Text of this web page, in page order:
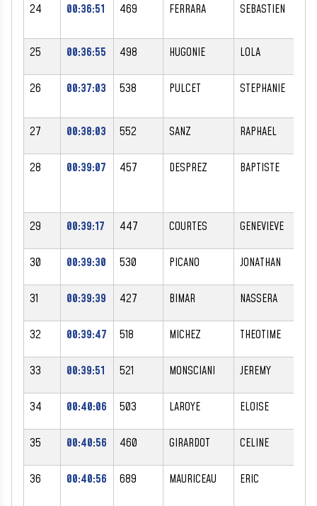
24 00:36:51 469 FERRARA SEBASTIEN
25 00:36:55 498 HUGONIE LOLA
26 00:37:03 538 PULCET STEPHANIE
27 00:38:03 552 SANZ RAPHAEL
28 00:39:07 457 DESPREZ BAPTISTE
29 00:39:17 447 COURTES GENEVIEVE
30 00:39:30 530 PICANO JONATHAN
31 00:39:39 427 BIMAR NASSERA
32 00:39:47 518 MICHEZ THEOTIME
33 00:39:51 521 MONSCIANI JEREMY
34 00:40:06 503 LAROYE ELOISE
35 00:40:56 460 GIRARDOT CELINE
36 00:40:56 689 MAURICEAU ERIC